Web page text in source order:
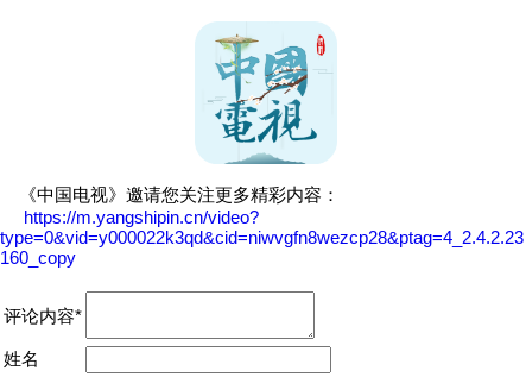
《中国电视》邀请您关注更多精彩内容：
https://m.yangshipin.cn/video?
type=0&vid=y000022k3qd&cid=niwvgfn8wezcp28&ptag=4_2.4.2.23
160_copy
评论内容*
姓名